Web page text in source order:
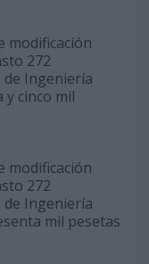
modificación
272
Ingeniería
y cinco mil
modificación
272
Ingeniería
mil pesetas